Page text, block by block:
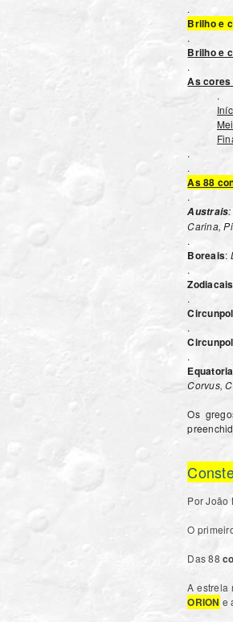
.
Brilho e
.
Brilho e
.
As cores
.
.
.
As 88
.
Austrais
Carina,
.
Boreais:
.
Zodiacais
.
.
.
Corvus,
Os
Por João
O
Das 88
A estrela
ORION e